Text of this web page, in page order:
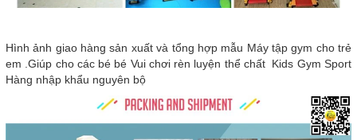
Hình ảnh giao hàng sản xuất và tổng hợp mẫu Máy tập gym cho trẻ
em .Giúp cho các bé bé Vui chơi rèn luyện thể chất Kids Gym Sport
Hàng nhập khẩu nguyên bộ